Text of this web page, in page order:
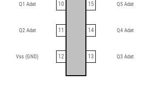
Q1 Adat 10 15 Q5 Adat
Q2 Adat 11 14 Q4 Adat
Vss (GND) 12 13 Q3 Adat